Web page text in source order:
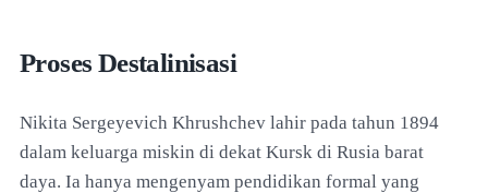
Proses Destalinisasi
Nikita Sergeyevich Khrushchev lahir pada tahun 1894
dalam keluarga miskin di dekat Kursk di Rusia barat
daya. Ia hanya mengenyam pendidikan formal yang